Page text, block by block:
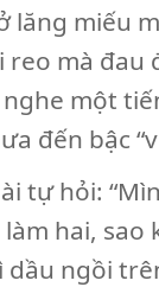
lăng miếu
reo mà đau
nghe một
đến bậc
tự hỏi:
hai, sao
dầu ngồi